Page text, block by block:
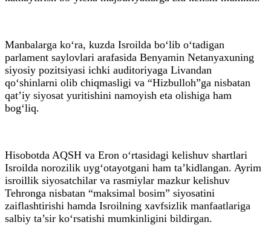
Manbalarga ko‘ra, kuzda Isroilda bo‘lib o‘tadigan
parlament saylovlari arafasida Benyamin Netanyaxuning
siyosiy pozitsiyasi ichki auditoriyaga Livandan
qo‘shinlarni olib chiqmasligi va “Hizbulloh”ga nisbatan
qat’iy siyosat yuritishini namoyish eta olishiga ham
bog‘liq.
Hisobotda AQSH va Eron o‘rtasidagi kelishuv shartlari
Isroilda norozilik uyg‘otayotgani ham ta’kidlangan. Ayrim
isroillik siyosatchilar va rasmiylar mazkur kelishuv
Tehronga nisbatan “maksimal bosim” siyosatini
zaiflashtirishi hamda Isroilning xavfsizlik manfaatlariga
salbiy ta’sir ko‘rsatishi mumkinligini bildirgan.